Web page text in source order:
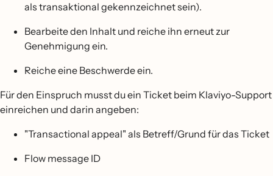
als transaktional gekennzeichnet sein).
Bearbeite den Inhalt und reiche ihn erneut zur
Genehmigung ein.
Reiche eine Beschwerde ein.
Für den Einspruch musst du ein Ticket beim Klaviyo-Support
einreichen und darin angeben:
"Transactional appeal" als Betreff/Grund für das Ticket
Flow message ID